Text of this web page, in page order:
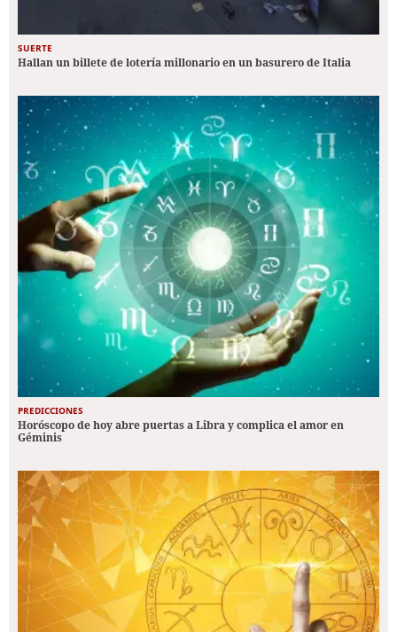
SUERTE
Hallan un billete de lotería millonario en un basurero de Italia
PREDICCIONES
Horóscopo de hoy abre puertas a Libra y complica el amor en
Géminis